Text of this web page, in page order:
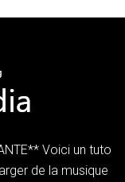
Voici un tuto
de la musique